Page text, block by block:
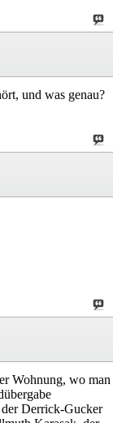
und was genau?
Wohnung, wo man
der Derrick-Gucker